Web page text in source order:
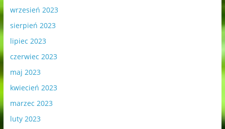
wrzesień 2023
sierpień 2023
lipiec 2023
czerwiec 2023
maj 2023
kwiecień 2023
marzec 2023
luty 2023